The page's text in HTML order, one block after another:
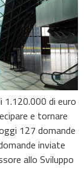
1.120.000 di euro
e tornare
127 domande
inviate
allo Sviluppo